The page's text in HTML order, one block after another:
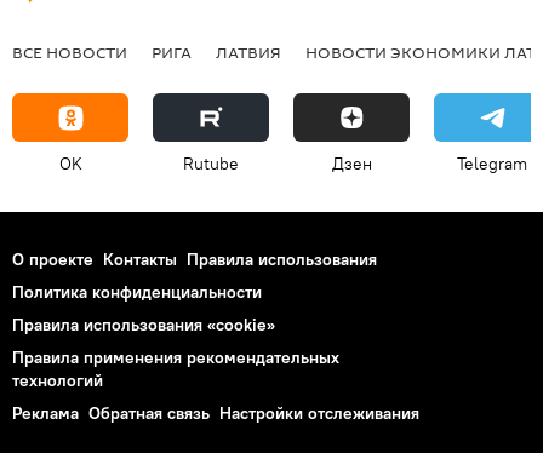
ВСЕ НОВОСТИ РИГА ЛАТВИЯ НОВОСТИ ЭКОНОМИКИ
OK Rutube Дзен Telegram
О проекте Контакты Правила использования
Политика конфиденциальности
Правила использования «cookie»
Правила применения рекомендательных
технологий
Реклама Обратная связь Настройки отслеживания